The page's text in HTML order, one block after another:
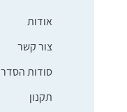
אודות
צור קשר
סודות הסדר
תקנון